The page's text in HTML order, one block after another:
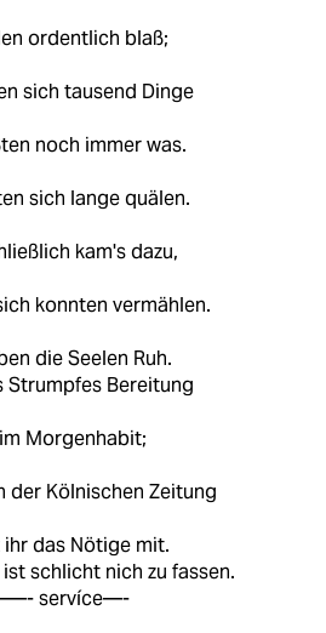
ordentlich blaß;
sich tausend Dinge
noch immer was.
sich lange quälen.
kam's dazu,
konnten vermählen.
die Seelen Ruh.
Strumpfes Bereitung
Morgenhabit;
der Kölnischen Zeitung
das Nötige mit.
ist schlicht nich zu fassen.
servíce—-